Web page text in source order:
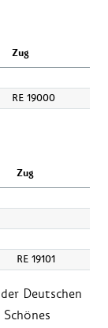
Zug
RE 19000
Zug
RE 19101
Deutschen